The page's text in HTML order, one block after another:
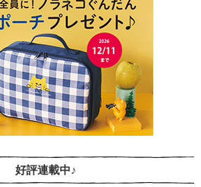
好評連載中♪